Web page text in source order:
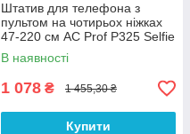
Штатив для телефона з
пультом на чотирьох ніжках
47-220 см AC Prof P325 Selfie
stick Aluminum
В наявності
1 078 ₴ 1 455,30 ₴
Купити